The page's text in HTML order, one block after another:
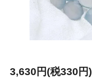
3,630円(税330円)